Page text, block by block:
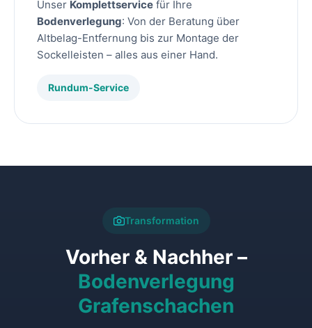
Unser Komplettservice für Ihre
Bodenverlegung: Von der Beratung über
Altbelag-Entfernung bis zur Montage der
Sockelleisten – alles aus einer Hand.
Rundum-Service
Transformation
Vorher & Nachher –
Bodenverlegung
Grafenschachen